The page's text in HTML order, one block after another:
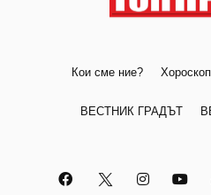
Кои сме ние?
ВЕСТНИК ГРАДЪТ